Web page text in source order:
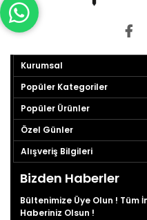
Kurumsal
Popüler Kategoriler
Popüler Ürünler
Özel Günler
Alışveriş Bilgileri
Bizden Haberler
Bültenimize Üye Olun ! Tüm
Haberiniz Olsun !